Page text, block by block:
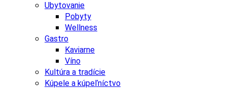
Ubytovanie
Pobyty
Wellness
Gastro
Kaviarne
Víno
Kultúra a tradície
Kúpele a kúpeľníctvo